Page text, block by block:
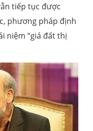
tiếp tục được
phương pháp định
niệm “giá đất thị